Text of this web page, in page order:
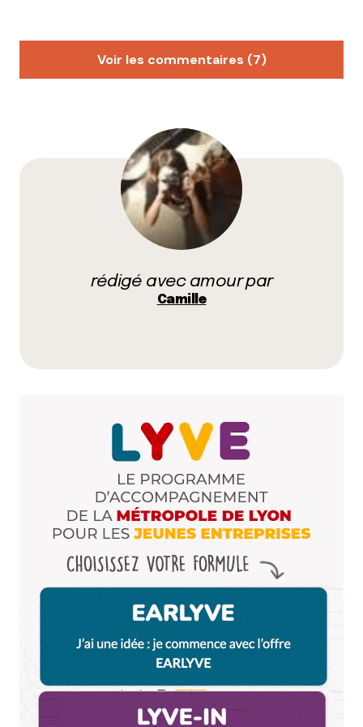
Voir les commentaires (7)
Ooooh toi tu ne seras pas invitée à notre mariage à
J’ai aimé leurs premières photos et surtout la vidéo
à la Garance Doré, mais à un moment il va leur être
dur de se renouveler et même de trouver d’autres
idées. Quoi qu’ils surprennent à chaque fois, je viens
d’aller jeter un coup d’oeil à cette fameuse semaine
et j’aime la poésie qui ressort de leur photo mode »
Diglee et Tokiobanho ».
n’oublient pas de parler de leurs chansons et de
Ils sont créatifs et très malins, je lisais le blog de
Lorenzo avant de découvrir l’existence de P&P (
j’ignore comment je le connaissais mais il est dans
mes favoris depuis quelques mois) et de savoir qu’il
est lyonnais, ça me donne envie d’acheter son
disque ( pour découvrir la musique d’un
compatriote plutôt que pour faire ma blogueuse) et
j’ai acheté le livre de Vincent pour la même raison. (
même si je fais croire que c’est parce que je suis
leur plus grande fan et que je leur donne mon
adresse quand je bois trop, il m’arrive de retrouver
mes esprits et de faires des choses réfléchies!)
Bref c’est une bonne façon pour eux de faire du
buzz et comme ils sont très doués et créatifs ( sauf
rédigé avec amour par
Camille